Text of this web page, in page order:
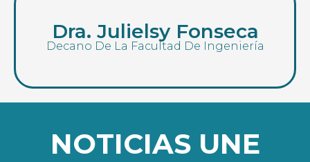
Dra. Julielsy Fonseca
Decano De La Facultad De Ingeniería
NOTICIAS UNE